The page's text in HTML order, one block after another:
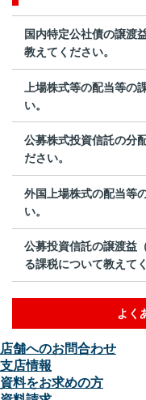
国内特定公社債の譲渡
教えてください。
上場株式等の配当等の
い。
公募株式投資信託の分
ださい。
外国上場株式の配当等
い。
公募投資信託の譲渡益
る課税について教えて
よく
店舗へのお問合わせ
支店情報
資料をお求めの方